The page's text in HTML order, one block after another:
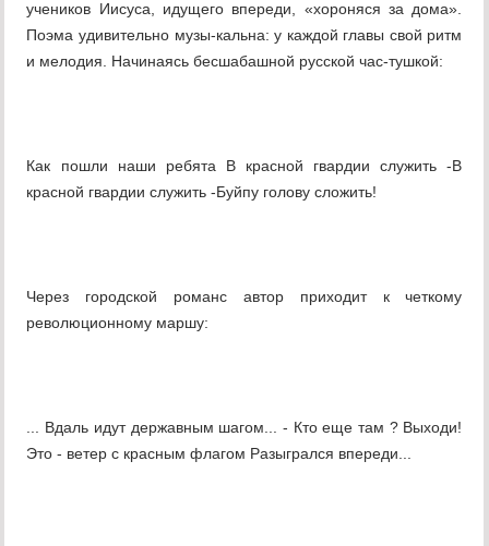
учеников Иисуса, идущего впереди, «хороняся за дома».
Поэма удивительно музы-кальна: у каждой главы свой ритм
и мелодия. Начинаясь бесшабашной русской час-тушкой:
Как пошли наши ребята В красной гвардии служить -В
красной гвардии служить -Буйпу голову сложить!
Через городской романс автор приходит к четкому
революционному маршу:
... Вдаль идут державным шагом... - Кто еще там ? Выходи!
Это - ветер с красным флагом Разыгрался впереди...